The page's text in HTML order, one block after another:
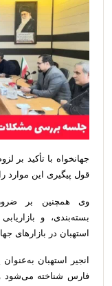
جهانخواه با تأکید بر
قول پیگیری این موارد
وی همچنین بر
بسته‌بندی، و
استهبان در بازارهای
انجیر استهبان
فارس شناخته می‌شود